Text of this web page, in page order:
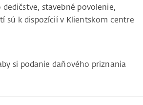
stavebné povolenie,
sú k dispozícií v Klientskom centre
si podanie daňového priznania